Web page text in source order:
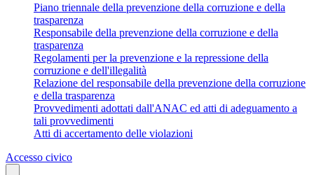
Piano triennale della prevenzione della corruzione e della
trasparenza
Responsabile della prevenzione della corruzione e della
trasparenza
Regolamenti per la prevenzione e la repressione della
corruzione e dell'illegalità
Relazione del responsabile della prevenzione della corruzione
e della trasparenza
Provvedimenti adottati dall'ANAC ed atti di adeguamento a
tali provvedimenti
Atti di accertamento delle violazioni
Accesso civico